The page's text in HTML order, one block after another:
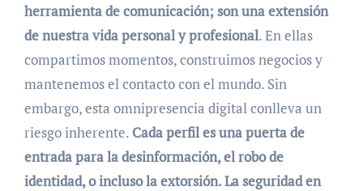
herramienta de comunicación; son una extensión
de nuestra vida personal y profesional. En ellas
compartimos momentos, construimos negocios y
mantenemos el contacto con el mundo. Sin
embargo, esta omnipresencia digital conlleva un
riesgo inherente. Cada perfil es una puerta de
entrada para la desinformación, el robo de
identidad, o incluso la extorsión. La seguridad en